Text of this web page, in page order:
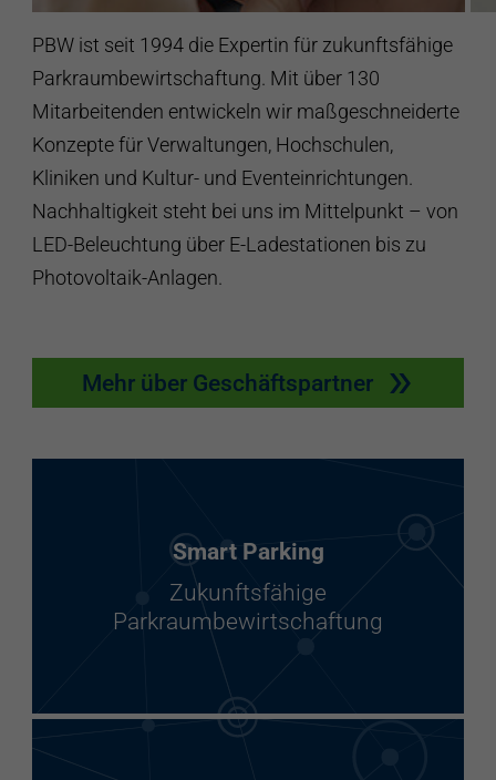
PBW ist seit 1994 die Expertin für zukunftsfähige
Parkraumbewirtschaftung. Mit über 130
Mitarbeitenden entwickeln wir maßgeschneiderte
Konzepte für Verwaltungen, Hochschulen,
Kliniken und Kultur- und Eventeinrichtungen.
Nachhaltigkeit steht bei uns im Mittelpunkt – von
LED-Beleuchtung über E-Ladestationen bis zu
Photovoltaik-Anlagen.
Mehr über Geschäftspartner
Smart Parking
Zukunftsfähige
Parkraumbewirtschaftung